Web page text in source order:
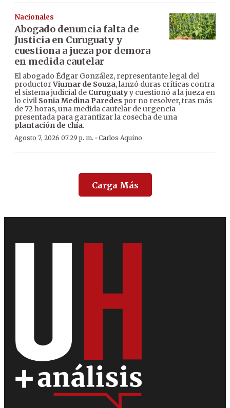
Nacionales
Abogado denuncia falta de
Justicia en Curuguaty y
cuestiona a jueza por demora
en medida cautelar
El abogado Édgar González, representante legal del
productorViumar de Souza, lanzó duras críticas contra
el sistema judicial de Curuguatyy cuestionó a la jueza en
lo civil Sonia Medina Paredes por no resolver, tras más
de 72 horas, una medida cautelar de urgencia
presentada para garantizar la cosecha de una
plantación de chía.
Agosto 7, 2026 07:29 p. m. · Carlos Aquino
Carga Más